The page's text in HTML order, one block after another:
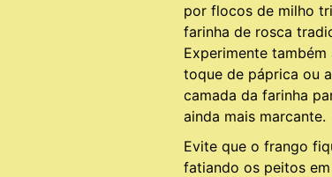
por flocos de milho
farinha de rosca
Experimente também
toque de páprica ou
camada da farinha
ainda mais marcante.
Evite que o frango
fatiando os peitos em